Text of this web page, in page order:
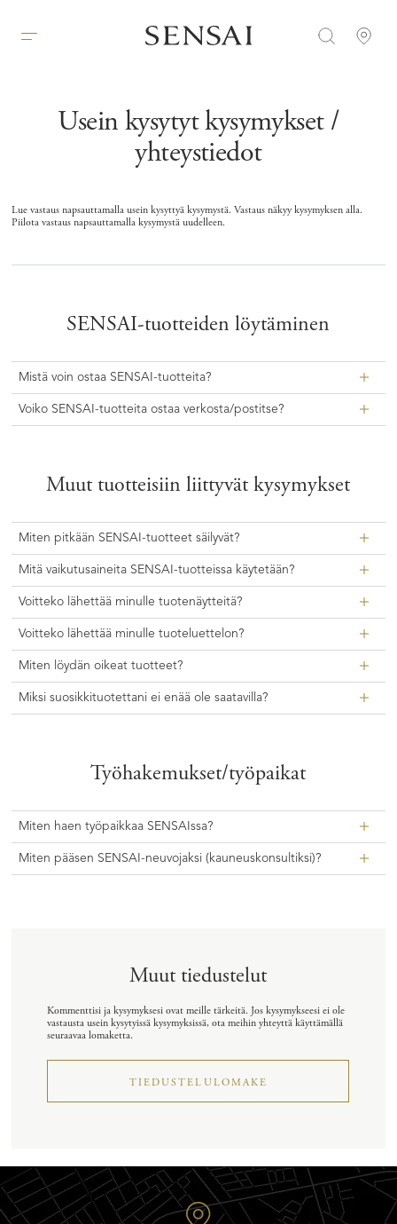
Usein kysytyt kysymykset /
yhteystiedot
Lue vastaus napsauttamalla usein kysyttyä kysymystä. Vastaus näkyy kysymyksen alla.
Piilota vastaus napsauttamalla kysymystä uudelleen.
SENSAI-tuotteiden löytäminen
Mistä voin ostaa SENSAI-tuotteita?
Voiko SENSAI-tuotteita ostaa verkosta/postitse?
Muut tuotteisiin liittyvät kysymykset
Miten pitkään SENSAI-tuotteet säilyvät?
Mitä vaikutusaineita SENSAI-tuotteissa käytetään?
Voitteko lähettää minulle tuotenäytteitä?
Voitteko lähettää minulle tuoteluettelon?
Miten löydän oikeat tuotteet?
Miksi suosikkituotettani ei enää ole saatavilla?
Työhakemukset/työpaikat
Miten haen työpaikkaa SENSAIssa?
Miten pääsen SENSAI-neuvojaksi (kauneuskonsultiksi)?
Muut tiedustelut
Kommenttisi ja kysymyksesi ovat meille tärkeitä. Jos kysymykseesi ei ole
vastausta usein kysytyissä kysymyksissä, ota meihin yhteyttä käyttämällä
seuraavaa lomaketta.
TIEDUSTELULOMAKE